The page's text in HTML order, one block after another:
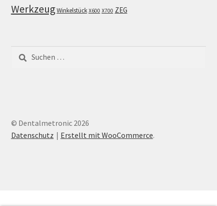
WerkzeugWinkelstück X600 X700 ZEG
Suchen
nach:
© Dentalmetronic 2026
Datenschutz
Erstellt mit WooCommerce.